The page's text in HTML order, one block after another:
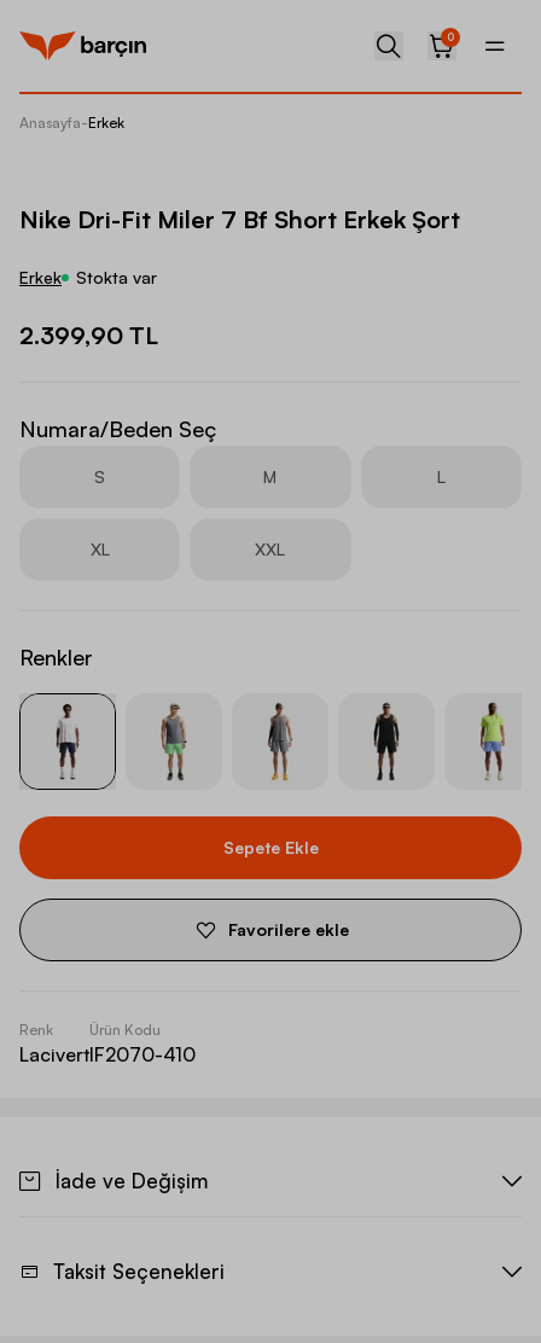
0
Anasayfa-Erkek
Nike Dri-Fit Miler 7 Bf Short Erkek Şort
Erkek Stokta var
2.399,90 TL
Numara/Beden Seç
S M L
XL XXL
Renkler
Sepete Ekle
Favorilere ekle
Renk
Lacivert
Ürün Kodu
IF2070-410
İade ve Değişim
Taksit Seçenekleri